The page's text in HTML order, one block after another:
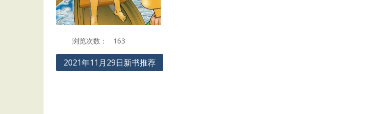
浏览次数： 163
Post
2021年11月29日新书推荐